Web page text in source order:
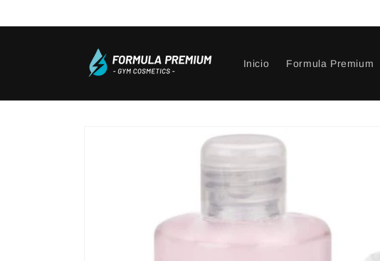
al contenido
Inicio Formula Premium